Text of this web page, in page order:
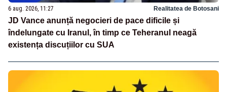
6 aug. 2026, 11:27 Realitatea de Botosani
JD Vance anunță negocieri de pace dificile și
îndelungate cu Iranul, în timp ce Teheranul neagă
existența discuțiilor cu SUA